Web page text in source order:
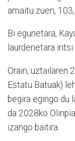
amaitu zuen,
Bi egunetara,
laurdenetara
Orain, uztailaren
Estatu Batuak)
begira egingo du
da 2028ko
izango baitira.